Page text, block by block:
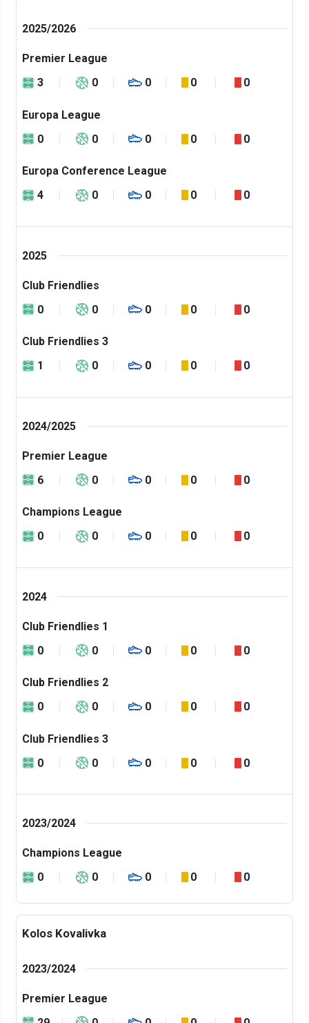
2025/2026
Premier League
3
0 0 0 0
Europa League
0
0 0 0 0
Europa Conference League
4
0 0 0 0
2025
Club Friendlies
0
0 0 0 0
Club Friendlies 3
1
0 0 0 0
2024/2025
Premier League
6
0 0 0 0
Champions League
0
0 0 0 0
2024
Club Friendlies 1
0
0 0 0 0
Club Friendlies 2
0
0 0 0 0
Club Friendlies 3
0
0 0 0 0
2023/2024
Champions League
0
0 0 0 0
Kolos Kovalivka
2023/2024
Premier League